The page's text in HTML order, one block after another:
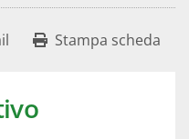
Stampa scheda